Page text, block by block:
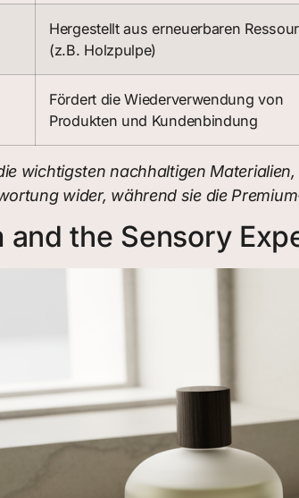
Hergestellt aus erneuerbaren
(z.B. Holzpulpe)
Fördert die Wiederverwendung von
Produkten und Kundenbindung
wichtigsten nachhaltigen
wider, während sie die
and the Sensory